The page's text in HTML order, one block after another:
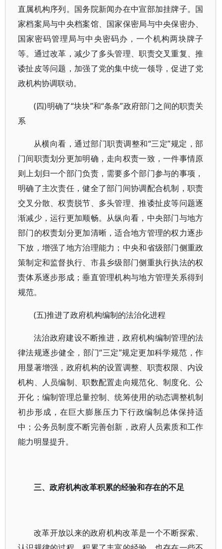
直属机构序列。国务院新闻办在中宣部加挂牌子。国
家档案局与中央档案馆、国家保密局与中央保密办、
国家密码管理局与中央密码办，一个机构两块牌子
等。通过改革，减少了多头管理、职责交叉重复、推
诿扯皮等问题，加强了党的集中统一领导，促进了党
政机构协调联动。
(四)明确了“块块”和“条条”政府部门之间的职责关
系
从横向看，通过部门职责调整和“三定”规定，部
门间职责划分更加明确，走向权责一致，一件事情原
则上划归一个部门负责，需要多个部门参与的事项，
明确了主次责任，健全了部门间协调配合机制，职责
交叉分散、权责脱节、多头管理、推诿扯皮等问题逐
渐减少，运行更加顺畅。从纵向看，中央部门与地方
部门的权责划分更加清晰，适合地方管理的权力逐步
下放，增强了地方治理能力；中央和省级部门侧重政
策制定和监督执行、市县乡级部门侧重执行执法的权
责体系逐步形成；垂直管理机构与地方管理关系得到
规范。
(五)推进了政府机构编制的法治化进程
法治政府建设不断推进，政府机构编制管理的法
律法规逐步健全，部门“三定”规定更加科学规范，作
用显著增强，政府机构的设置调整、职责权限、内设
机构、人员编制、职数配置走向规范化、制度化、公
开化；编制管理总量控制、统筹使用的动态调整机制
初步形成，在巨大膨胀压力下行政编制总体保持适
中；公务员制度不断完善创新，政府人员素质和工作
能力明显提升。
三、政府机构改革积累的经验和存在的不足
改革开放以来的政府机构改革是一个不断探索、